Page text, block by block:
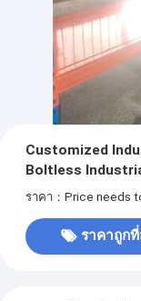
Customized
Boltless
Sale
ราคา：Price needs
ราคาถูก